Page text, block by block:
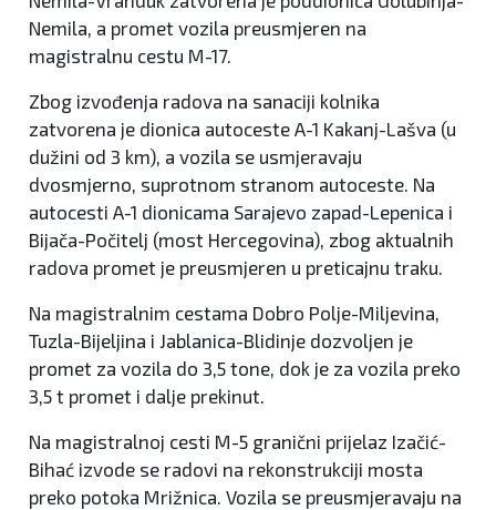
Nemila, a promet vozila preusmjeren na
magistralnu cestu M-17.
Zbog izvođenja radova na sanaciji kolnika
zatvorena je dionica autoceste A-1 Kakanj-Lašva (u
dužini od 3 km), a vozila se usmjeravaju
dvosmjerno, suprotnom stranom autoceste. Na
autocesti A-1 dionicama Sarajevo zapad-Lepenica i
Bijača-Počitelj (most Hercegovina), zbog aktualnih
radova promet je preusmjeren u preticajnu traku.
Na magistralnim cestama Dobro Polje-Miljevina,
Tuzla-Bijeljina i Jablanica-Blidinje dozvoljen je
promet za vozila do 3,5 tone, dok je za vozila preko
3,5 t promet i dalje prekinut.
Na magistralnoj cesti M-5 granični prijelaz Izačić-
Bihać izvode se radovi na rekonstrukciji mosta
preko potoka Mrižnica. Vozila se preusmjeravaju na